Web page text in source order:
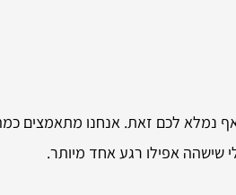
נמלא לכם זאת. אנחנו מתאמצים
שישהה אפילו רגע אחד מיותר.